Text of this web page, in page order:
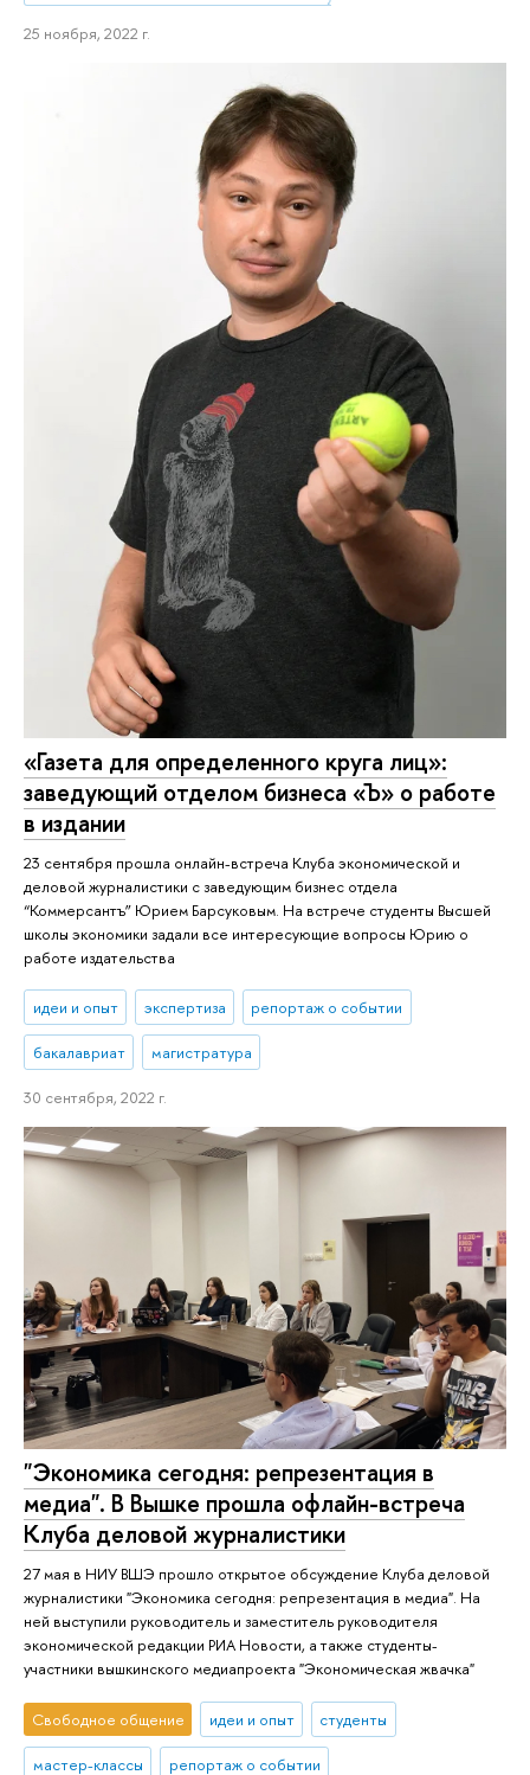
25 ноября, 2022 г.
«Газета для определенного круга лиц»:
заведующий отделом бизнеса «Ъ» о работе
в издании
23 сентября прошла онлайн-встреча Клуба экономической и
деловой журналистики с заведующим бизнес отдела
“Коммерсантъ” Юрием Барсуковым. На встрече студенты Высшей
школы экономики задали все интересующие вопросы Юрию о
работе издательства
идеи и опыт экспертиза репортаж о событии
бакалавриат магистратура
30 сентября, 2022 г.
"Экономика сегодня: репрезентация в
медиа". В Вышке прошла офлайн-встреча
Клуба деловой журналистики
27 мая в НИУ ВШЭ прошло открытое обсуждение Клуба деловой
журналистики "Экономика сегодня: репрезентация в медиа". На
ней выступили руководитель и заместитель руководителя
экономической редакции РИА Новости, а также студенты-
участники вышкинского медиапроекта "Экономическая жвачка"
Свободное общение идеи и опыт студенты
мастер-классы репортаж о событии